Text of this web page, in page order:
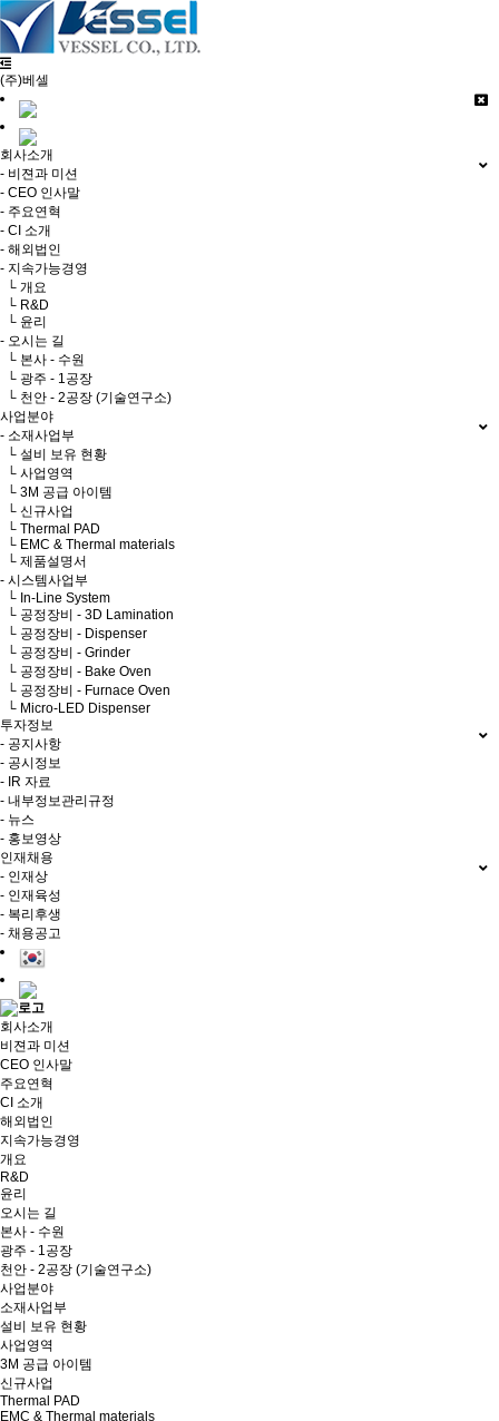
(주)베셀
회사소개
- 비젼과 미션
- CEO 인사말
- 주요연혁
- CI 소개
- 해외법인
- 지속가능경영
└ 개요
└ R&D
└ 윤리
- 오시는 길
└ 본사 - 수원
└ 광주 - 1공장
└ 천안 - 2공장 (기술연구소)
사업분야
- 소재사업부
└ 설비 보유 현황
└ 사업영역
└ 3M 공급 아이템
└ 신규사업
└ Thermal PAD
└ EMC & Thermal materials
└ 제품설명서
- 시스템사업부
└ In-Line System
└ 공정장비 - 3D Lamination
└ 공정장비 - Dispenser
└ 공정장비 - Grinder
└ 공정장비 - Bake Oven
└ 공정장비 - Furnace Oven
└ Micro-LED Dispenser
투자정보
- 공지사항
- 공시정보
- IR 자료
- 내부정보관리규정
- 뉴스
- 홍보영상
인재채용
- 인재상
- 인재육성
- 복리후생
- 채용공고
회사소개
비젼과 미션
CEO 인사말
주요연혁
CI 소개
해외법인
지속가능경영
개요
R&D
윤리
오시는 길
본사 - 수원
광주 - 1공장
천안 - 2공장 (기술연구소)
사업분야
소재사업부
설비 보유 현황
사업영역
3M 공급 아이템
신규사업
Thermal PAD
EMC & Thermal materials